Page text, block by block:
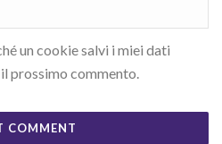
un cookie salvi i miei dati
prossimo commento.